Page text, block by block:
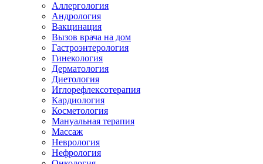
Аллергология
Андрология
Вакцинация
Вызов врача на дом
Гастроэнтерология
Гинекология
Дерматология
Диетология
Иглорефлексотерапия
Кардиология
Косметология
Мануальная терапия
Массаж
Неврология
Нефрология